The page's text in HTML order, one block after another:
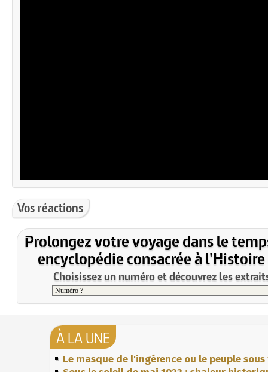
Vos réactions
Prolongez votre voyage dans le
encyclopédie consacrée à l'Histoire
Choisissez un numéro et découvrez les
À LA UNE
Le masque de l'ingérence ou le peuple